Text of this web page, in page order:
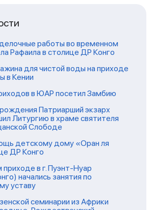
работы во временном
Рафаила в столице ДР Конго
для чистой воды на приходе
в Кении
в ЮАР посетил Замбию
Патриарший экзарх
Литургию в храме святителя
Слободе
детскому дому «Оран ля
ДР Конго
в г. Пуэнт-Нуар
начались занятия по
уставу
семинарии из Африки